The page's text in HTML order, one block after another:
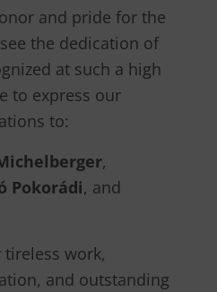
and pride for the
the dedication of
at such a high
to express our
to:
,
Pokorádi, and
work,
and outstanding